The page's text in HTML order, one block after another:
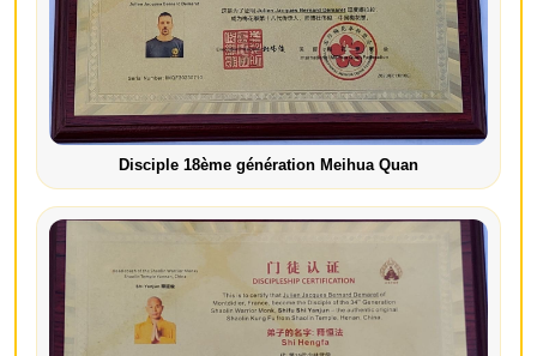
Disciple 18ème génération Meihua Quan